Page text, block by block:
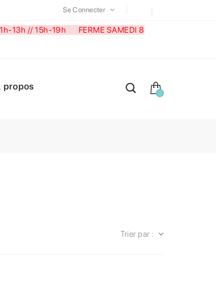
Se Connecter
13h // 15h-19h FERME SAMEDI 8
propos
0
Trier par :